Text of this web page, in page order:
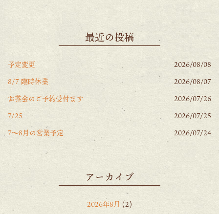
最近の投稿
予定変更
2026/08/08
8/7 臨時休業
2026/08/07
お茶会のご予約受付ます
2026/07/26
7/25
2026/07/25
7〜8月の営業予定
2026/07/24
アーカイブ
2026年8月 (2)